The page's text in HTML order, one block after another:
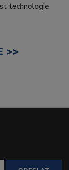
technologie
>>